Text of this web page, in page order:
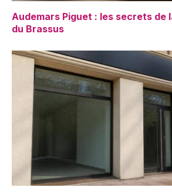
Audemars Piguet : les secrets de
du Brassus